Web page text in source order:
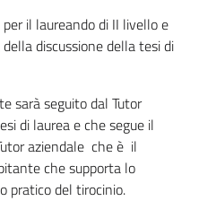
il laureando di II livello e
discussione della tesi di
sarà seguito dal Tutor
di laurea e che segue il
aziendale che è il
che supporta lo
pratico del tirocinio.